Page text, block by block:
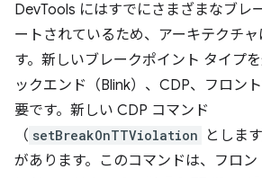
DevTools にはすでにさまざまなブレ
ートされているため、アーキテクチ
す。新しいブレークポイント タイプ
ックエンド（Blink）、CDP、フロン
要です。新しい CDP コマンド
（ setBreakOnTTViolation
としま
があります。このコマンドは、フロ